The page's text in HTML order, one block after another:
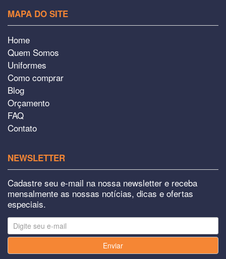
MAPA DO SITE
Home
Quem Somos
Uniformes
Como comprar
Blog
Orçamento
FAQ
Contato
NEWSLETTER
Cadastre seu e-mail na nossa newsletter e receba
mensalmente as nossas notícias, dicas e ofertas
especiais.
Enviar